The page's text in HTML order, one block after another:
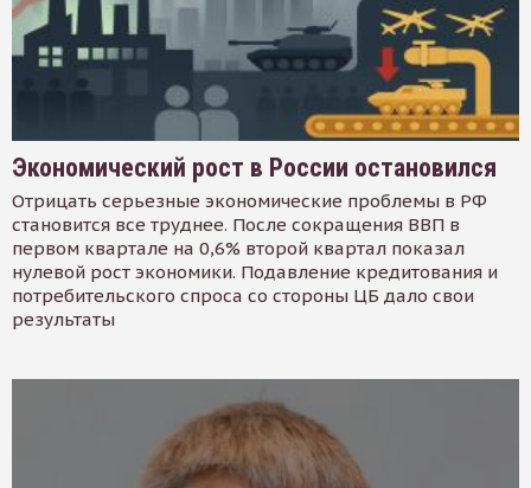
Экономический рост в России остановился
Отрицать серьезные экономические проблемы в РФ
становится все труднее. После сокращения ВВП в
первом квартале на 0,6% второй квартал показал
нулевой рост экономики. Подавление кредитования и
потребительского спроса со стороны ЦБ дало свои
результаты